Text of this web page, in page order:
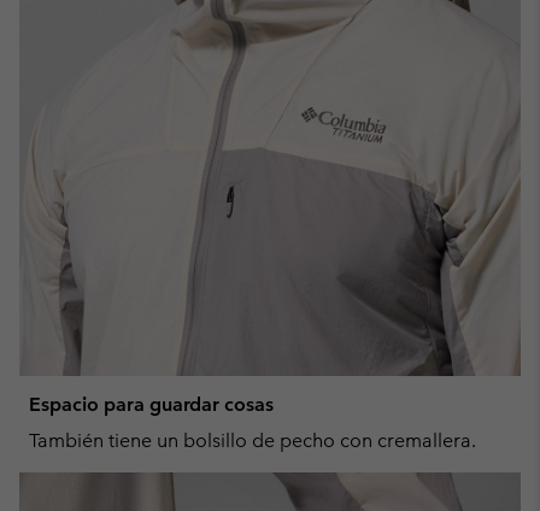
Espacio para guardar cosas
También tiene un bolsillo de pecho con cremallera.